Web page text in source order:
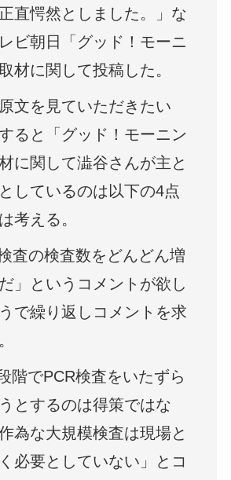
直愕然としました。」な
ビ朝日「グッド！モーニ
材に関して投稿した。
文を見ていただきたい
ると「グッド！モーニン
に関して澁谷さんが主と
しているのは以下の4点
考える。
査の検査数をどんどん増
」というコメントが欲し
で繰り返しコメントを求
階でPCR検査をいたずら
とするのは得策ではな
為な大規模検査は現場と
必要としていない」とコ